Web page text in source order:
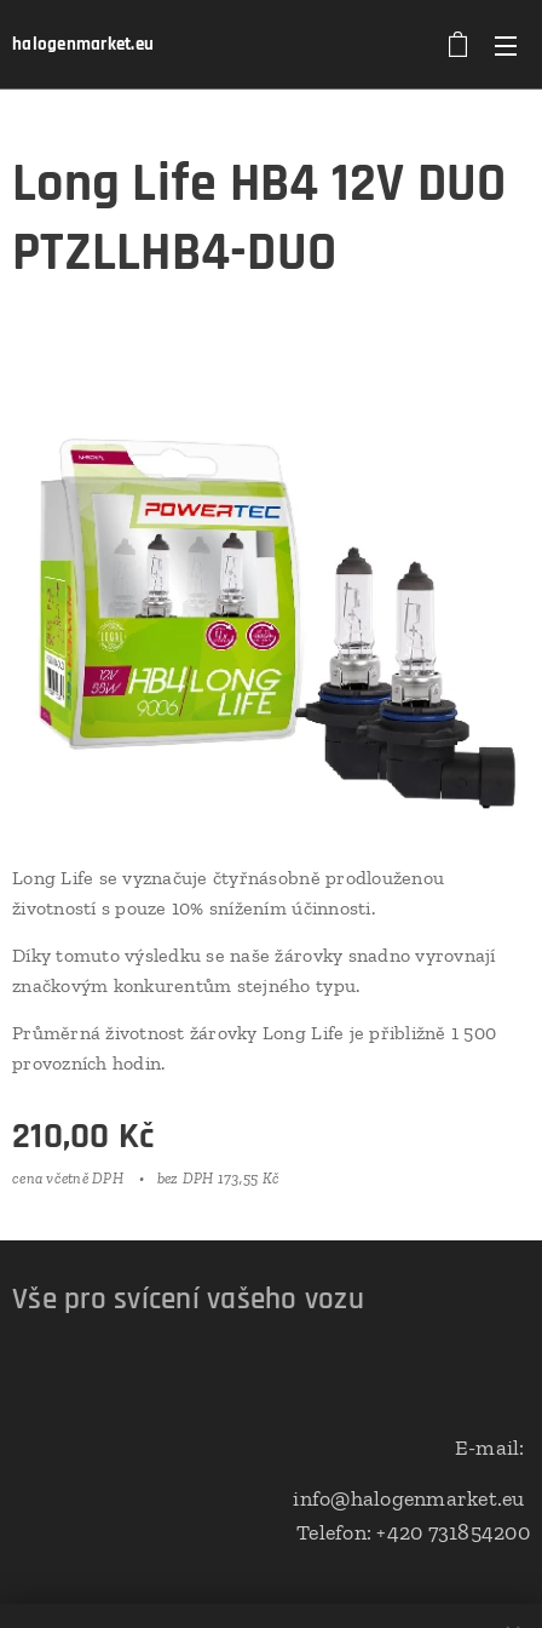
halogenmarket.eu
Long Life HB4 12V DUO
PTZLLHB4-DUO
Long Life se vyznačuje čtyřnásobně prodlouženou
životností s pouze 10% snížením účinnosti.
Díky tomuto výsledku se naše žárovky snadno vyrovnají
značkovým konkurentům stejného typu.
Průměrná životnost žárovky Long Life je přibližně 1 500
provozních hodin.
210,00 Kč
cena včetně DPH bez DPH 173,55 Kč
Vše pro svícení vašeho vozu
E-mail:
info@halogenmarket.eu
Telefon: +420 731854200